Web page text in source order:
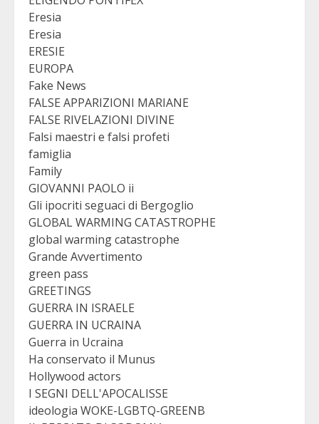
Eresia
Eresia
ERESIE
EUROPA
Fake News
FALSE APPARIZIONI MARIANE
FALSE RIVELAZIONI DIVINE
Falsi maestri e falsi profeti
famiglia
Family
GIOVANNI PAOLO ii
Gli ipocriti seguaci di Bergoglio
GLOBAL WARMING CATASTROPHE
global warming catastrophe
Grande Avvertimento
green pass
GREETINGS
GUERRA IN ISRAELE
GUERRA IN UCRAINA
Guerra in Ucraina
Ha conservato il Munus
Hollywood actors
I SEGNI DELL'APOCALISSE
ideologia WOKE-LGBTQ-GREENB